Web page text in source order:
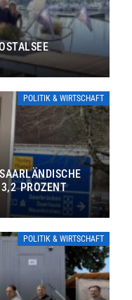
POLITIK & WIRTSCHAFT
PROZENT
POLITIK & WIRTSCHAFT